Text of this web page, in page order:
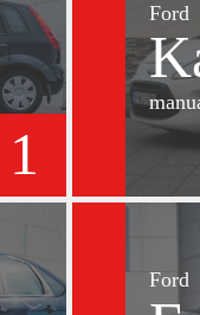
1
Ford
Ford